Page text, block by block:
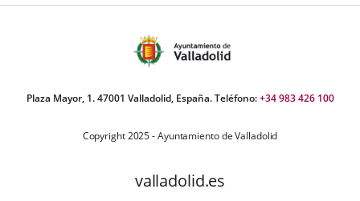
externa.
Plaza Mayor, 1. 47001 Valladolid, España. Teléfono:+34 983 426 100
Copyright 2025 - Ayuntamiento de Valladolid
valladolid.es